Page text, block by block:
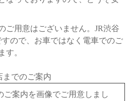
ご用意はございません。JR渋谷
ので、お車ではなく電車でのご
す。
までのご案内
ご案内を画像でご用意しまし